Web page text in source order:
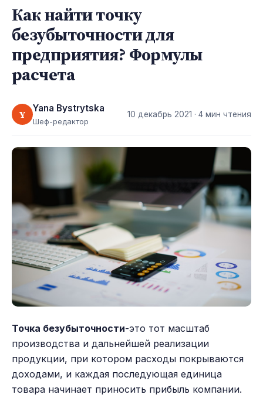
Как найти точку
безубыточности для
предприятия? Формулы
расчета
Y Yana Bystrytska
Шеф-редактор
10 декабрь 2021 · 4 мин чтения
Точка безубыточности-это тот масштаб
производства и дальнейшей реализации
продукции, при котором расходы покрываются
доходами, и каждая последующая единица
товара начинает приносить прибыль компании.